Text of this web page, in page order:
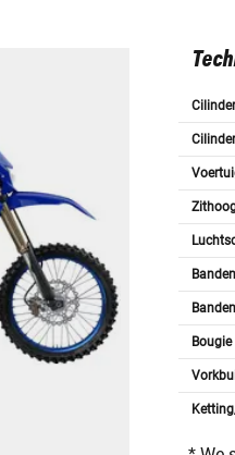
Bougie